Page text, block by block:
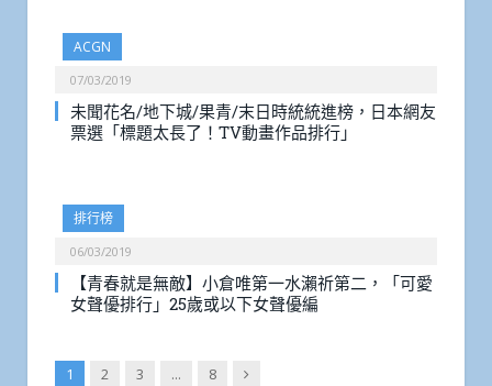
ACGN
07/03/2019
未聞花名/地下城/果青/末日時統統進榜，日本網友
票選「標題太長了！TV動畫作品排行」
排行榜
06/03/2019
【青春就是無敵】小倉唯第一水瀨祈第二，「可愛
女聲優排行」25歲或以下女聲優編
1 2 3 ... 8 Next